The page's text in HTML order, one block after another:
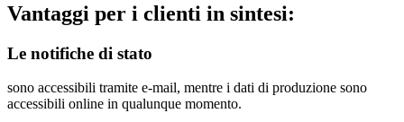
Vantaggi per i clienti in sintesi:
Le notifiche di stato
sono accessibili tramite e-mail, mentre i dati di produzione sono
accessibili online in qualunque momento.